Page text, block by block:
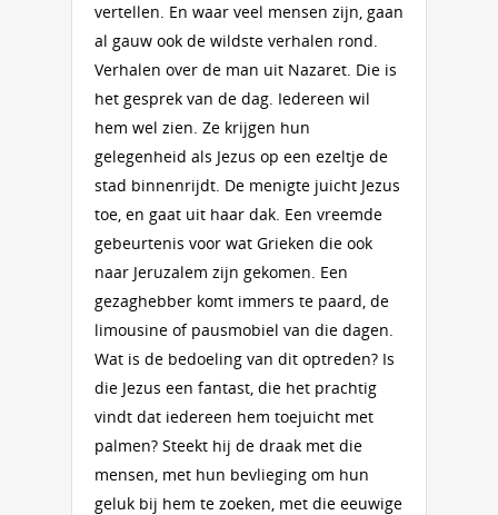
vertellen. En waar veel men­sen zijn, gaan
al gauw ook ­de wild­ste ver­ha­len rond.
Ver­halen over de man uit Naza­ret. Die is
het gesprek van de dag. Ie­der­een wil
hem wel zien. Ze krijgen hun
gelegenheid als Jezus op een ezeltje de
stad binnen­rijdt. De me­nig­te juicht Jezus
toe, en gaat uit haar dak. ­Een vreemde
gebeurtenis voor wat Grie­ken die ook
naar Jeruzalem zijn gekomen. Een
gezaghebber komt immers te paard, de
limousine of pausmobiel van die da­gen.
Wat is de bedoeling van dit optreden? Is
die Jezus een fantast, die het prachtig
vindt dat iedereen hem toejuicht met
palmen? Steekt hij de draak met die
mensen, met hun bevlieging om hun
geluk bij hem te zoeken, met die eeuwige